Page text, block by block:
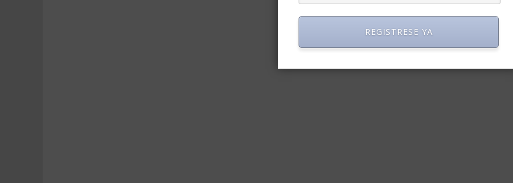
REGISTRESE YA